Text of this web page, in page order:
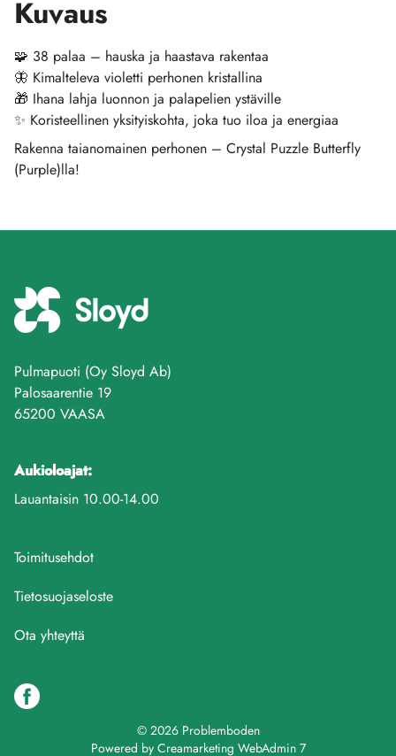
Kuvaus
🧩 38 palaa – hauska ja haastava rakentaa
🦋 Kimalteleva violetti perhonen kristallina
🎁 Ihana lahja luonnon ja palapelien ystäville
✨ Koristeellinen yksityiskohta, joka tuo iloa ja energiaa
Rakenna taianomainen perhonen – Crystal Puzzle Butterfly
(Purple)lla!
Pulmapuoti (Oy Sloyd Ab)
Palosaarentie 19
65200 VAASA
Aukioloajat:
Lauantaisin 10.00-14.00
Toimitusehdot
Tietosuojaseloste
Ota yhteyttä
© 2026 Problemboden
Powered by Creamarketing WebAdmin 7